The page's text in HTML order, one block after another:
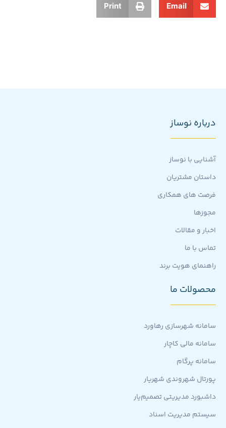
Email
Print
درباره نوساز
آشنایی با نوساز
داستان مشتریان
فرصت های همکاری
مجوزها
اخبار و مقالات
تماس با ما
راهنمای هویت برند
محصولات ما
سامانه شهرسازی رهاورد
سامانه مالی کاچار
سامانه پرگام
پورتال شهروندی شهریار
داشبورد مدیریتی تصمیم‌یار
سیستم مدیریت اسناد